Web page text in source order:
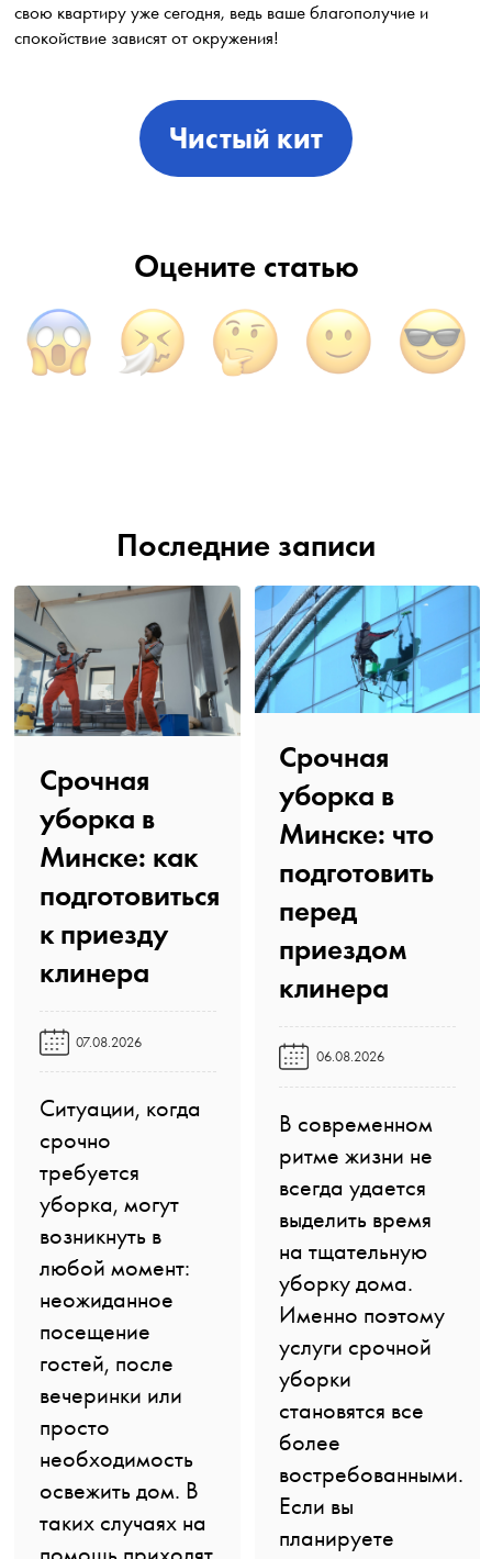
свою квартиру уже сегодня, ведь ваше благополучие и
спокойствие зависят от окружения!
Чистый кит
Оцените статью
Последние записи
Срочная
уборка в
Минске: как
подготовиться
к приезду
клинера️
07.08.2026
Ситуации, когда
срочно
требуется
уборка, могут
возникнуть в
любой момент:
неожиданное
посещение
гостей, после
вечеринки или
просто
необходимость
освежить дом. В
таких случаях на
Срочная
уборка в
Минске: что
подготовить
перед
приездом
клинера️
06.08.2026
В современном
ритме жизни не
всегда удается
выделить время
на тщательную
уборку дома.
Именно поэтому
услуги срочной
уборки
становятся все
более
востребованными.
Если вы
планируете